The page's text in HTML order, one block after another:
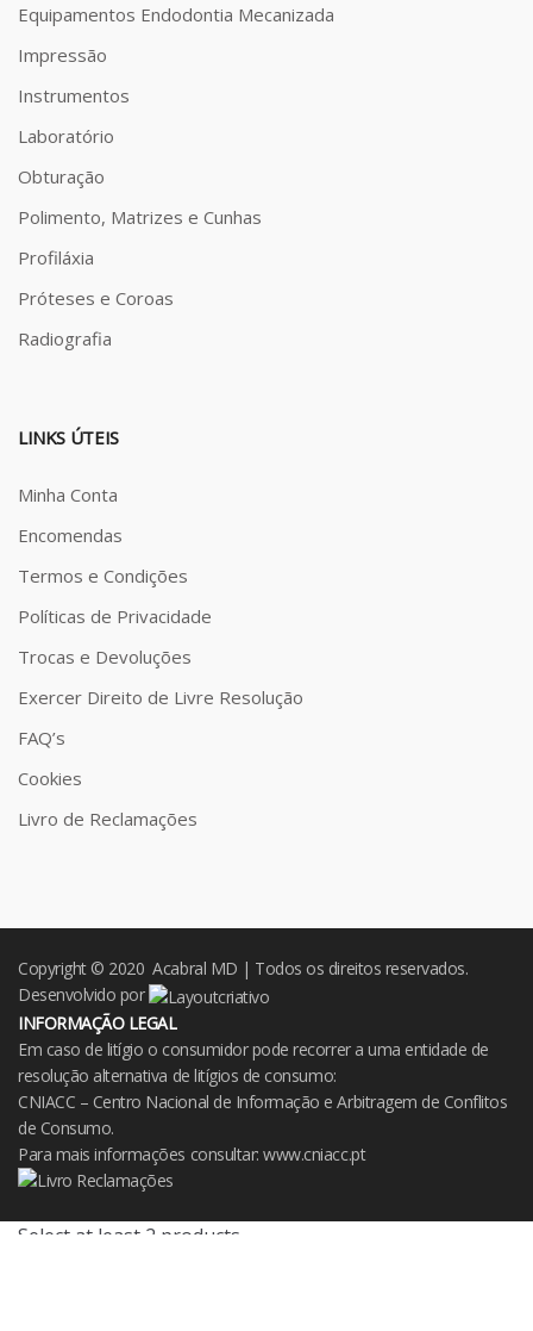
Equipamentos Endodontia Mecanizada
Impressão
Instrumentos
Laboratório
Obturação
Polimento, Matrizes e Cunhas
Profiláxia
Próteses e Coroas
Radiografia
LINKS ÚTEIS
Minha Conta
Encomendas
Termos e Condições
Políticas de Privacidade
Trocas e Devoluções
Exercer Direito de Livre Resolução
FAQ’s
Cookies
Livro de Reclamações
Copyright © 2020 Acabral MD | Todos os direitos reservados.
Desenvolvido por
INFORMAÇÃO LEGAL
Em caso de litígio o consumidor pode recorrer a uma entidade de
resolução alternativa de litígios de consumo:
CNIACC – Centro Nacional de Informação e Arbitragem de Conflitos
de Consumo.
Para mais informações consultar:www.cniacc.pt
Select at least 2 products